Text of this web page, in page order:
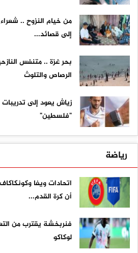
من خيام النزوح ..
إلى قصائد...
بحر غزة .. متنفس
الرصاص والتلوث
زياش يعود إلى
"فلسطين"
رياضة
اتحادات ويفا
أن كرة القدم...
فنربخشة يقترب من
لوكاكو